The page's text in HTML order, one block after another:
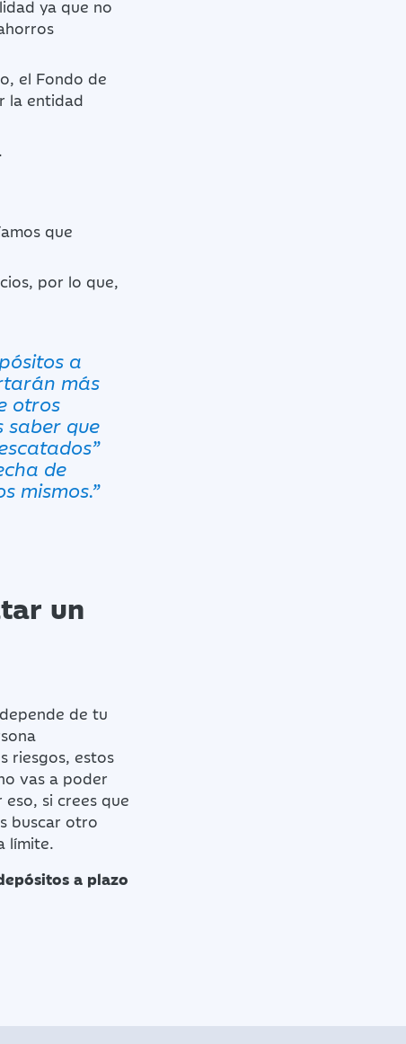
ya que no
el Fondo de
la entidad
que
por lo que,
a
más
otros
saber que
de
mismos.”
un
de tu
riesgos, estos
vas a poder
si crees que
buscar otro
límite.
a plazo